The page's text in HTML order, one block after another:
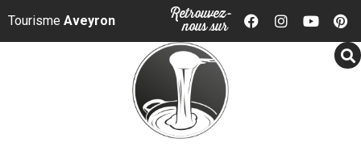
Panneau de gestion des cookies
Tourisme Aveyron Retrouvez-
nous sur